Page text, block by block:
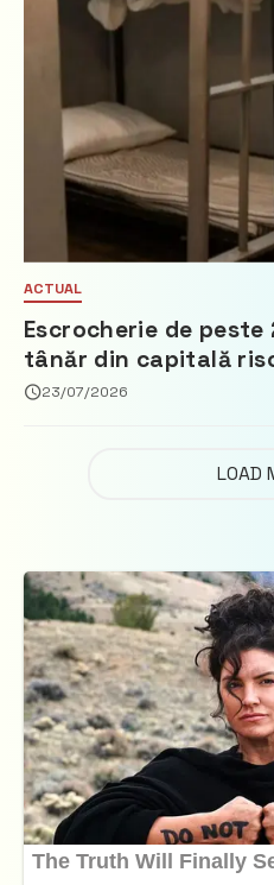
ACTUAL
Escrocherie de peste
tânăr din capitală
închisoare
23/07/2026
LOAD